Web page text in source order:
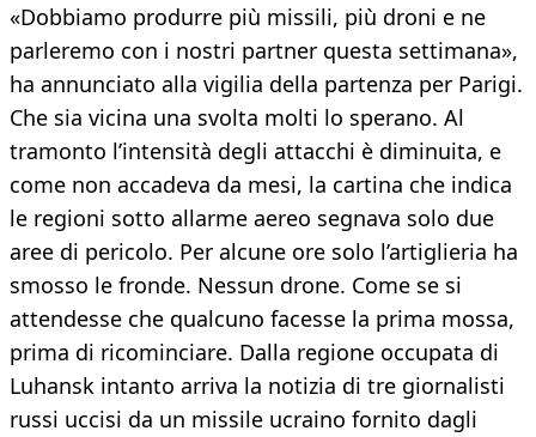
«Dobbiamo produrre più missili, più droni e ne
parleremo con i nostri partner questa settimana»,
ha annunciato alla vigilia della partenza per Parigi.
Che sia vicina una svolta molti lo sperano. Al
tramonto l’intensità degli attacchi è diminuita, e
come non accadeva da mesi, la cartina che indica
le regioni sotto allarme aereo segnava solo due
aree di pericolo. Per alcune ore solo l’artiglieria ha
smosso le fronde. Nessun drone. Come se si
attendesse che qualcuno facesse la prima mossa,
prima di ricominciare. Dalla regione occupata di
Luhansk intanto arriva la notizia di tre giornalisti
russi uccisi da un missile ucraino fornito dagli